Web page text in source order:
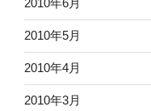
2010年6月
2010年5月
2010年4月
2010年3月